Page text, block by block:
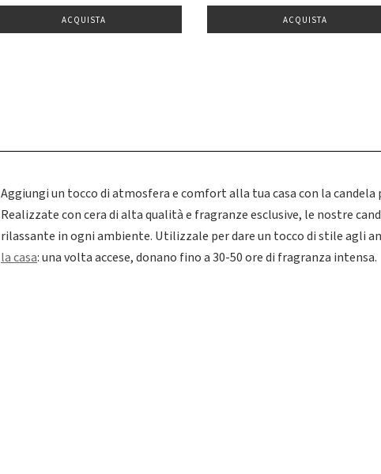
ACQUISTA ACQUISTA
Aggiungi un tocco di atmosfera e comfort alla tua casa con la
Realizzate con cera di alta qualità e fragranze esclusive, le nostre
rilassante in ogni ambiente. Utilizzale per dare un tocco di stile agli
la casa: una volta accese, donano fino a 30-50 ore di fragranza intensa.